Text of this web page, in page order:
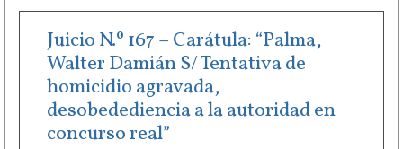
Juicio N.º 167 – Carátula: “Palma,
Walter Damián S/ Tentativa de
homicidio agravada,
desobedediencia a la autoridad en
concurso real”